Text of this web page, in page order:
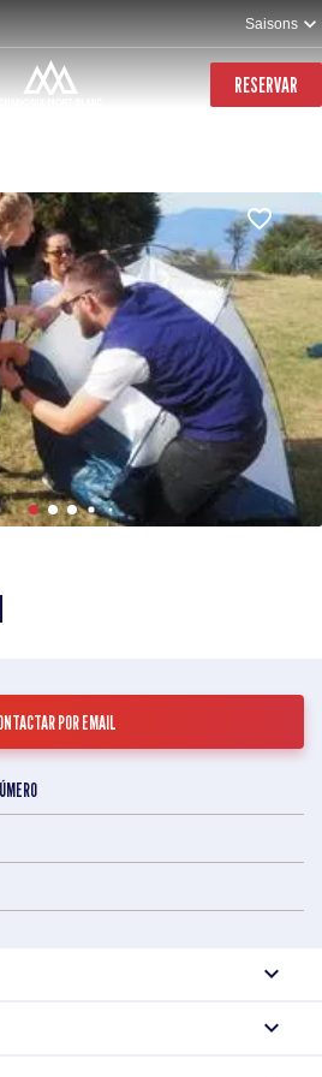
Saisons
RESERVAR
POR EMAIL
organizar su estancia a medida en